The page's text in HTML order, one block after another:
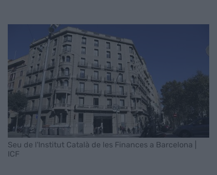
Seu de l'Institut Català de les Finances a Barcelona |
ICF